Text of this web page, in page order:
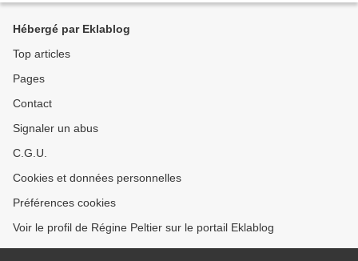
Hébergé par Eklablog
Top articles
Pages
Contact
Signaler un abus
C.G.U.
Cookies et données personnelles
Préférences cookies
Voir le profil de Régine Peltier sur le portail Eklablog